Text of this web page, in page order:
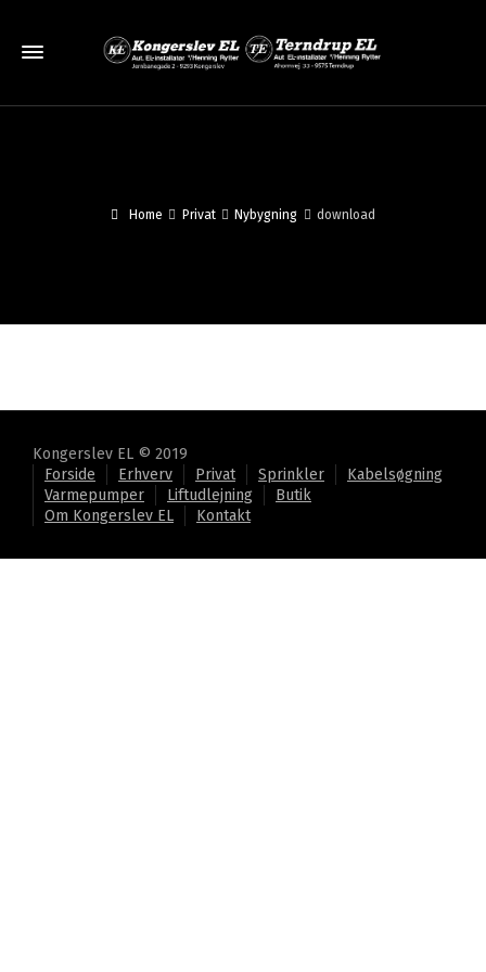
Home Privat Nybygning download
Kongerslev EL © 2019
Forside
Erhverv Privat Sprinkler
Kabelsøgning
Varmepumper
Liftudlejning
Butik
Om Kongerslev EL
Kontakt